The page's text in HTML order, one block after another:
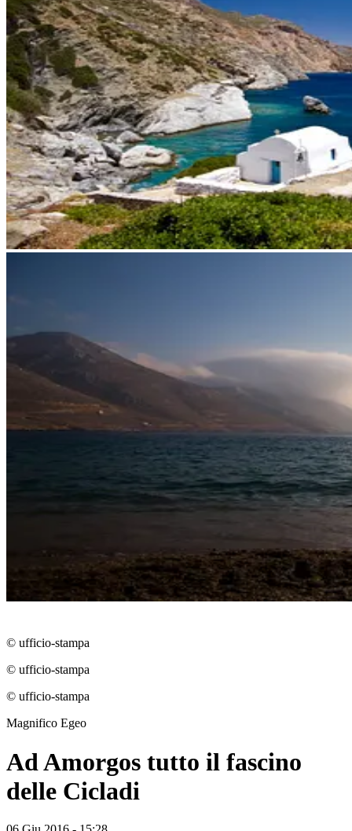
© ufficio-stampa
© ufficio-stampa
© ufficio-stampa
Magnifico Egeo
Ad Amorgos tutto il fascino
delle Cicladi